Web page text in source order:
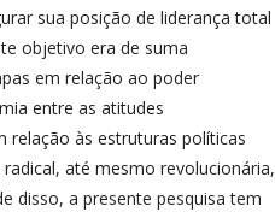
sua posição de liderança total
objetivo era de suma
em relação ao poder
entre as atitudes
relação às estruturas políticas
até mesmo revolucionária,
disso, a presente pesquisa tem